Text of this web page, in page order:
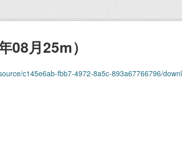
08月25m）
8a5c-893a67766796/download/